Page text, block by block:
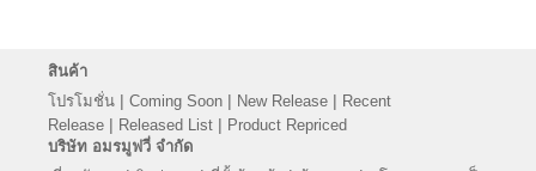
สินค้า
โปรโมชั่น | Coming Soon | New Release | Recent
Release | Released List | Product Repriced
บริษัท อมรมูฟวี่ จำกัด